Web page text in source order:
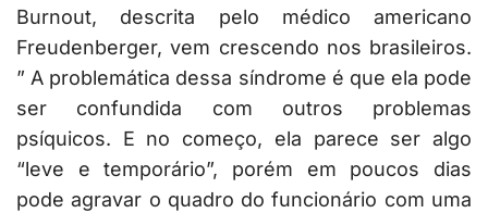
Burnout, descrita pelo médico americano
Freudenberger, vem crescendo nos brasileiros.
” A problemática dessa síndrome é que ela pode
ser confundida com outros problemas
psíquicos. E no começo, ela parece ser algo
“leve e temporário”, porém em poucos dias
pode agravar o quadro do funcionário com uma